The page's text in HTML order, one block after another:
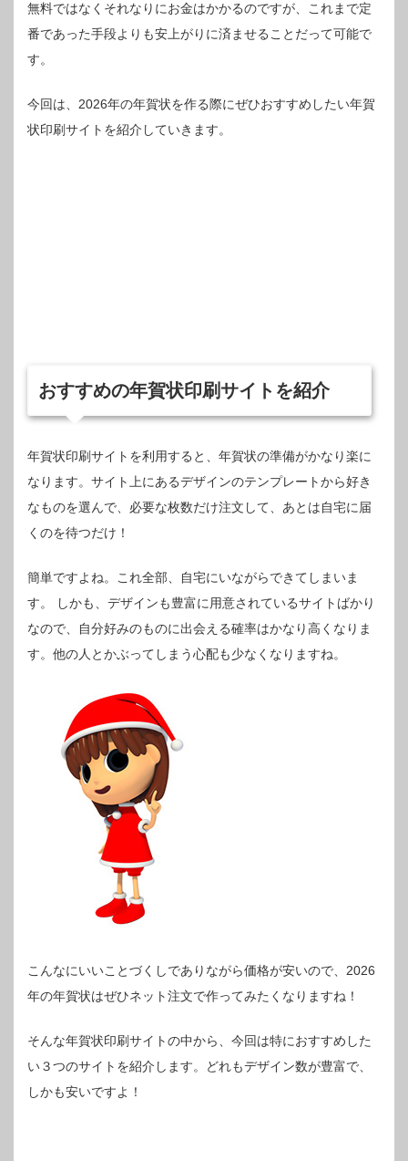
無料ではなくそれなりにお金はかかるのですが、これまで定
番であった手段よりも安上がりに済ませることだって可能で
す。
今回は、2026年の年賀状を作る際にぜひおすすめしたい年賀
状印刷サイトを紹介していきます。
おすすめの年賀状印刷サイトを紹介
年賀状印刷サイトを利用すると、年賀状の準備がかなり楽に
なります。サイト上にあるデザインのテンプレートから好き
なものを選んで、必要な枚数だけ注文して、あとは自宅に届
くのを待つだけ！
簡単ですよね。これ全部、自宅にいながらできてしまいま
す。
しかも、デザインも豊富に用意されているサイトばかり
なので、自分好みのものに出会える確率はかなり高くなりま
す。他の人とかぶってしまう心配も少なくなりますね。
こんなにいいことづくしでありながら価格が安いので、2026
年の年賀状はぜひネット注文で作ってみたくなりますね！
そんな年賀状印刷サイトの中から、今回は特におすすめした
い３つのサイトを紹介します。どれもデザイン数が豊富で、
しかも安いですよ！